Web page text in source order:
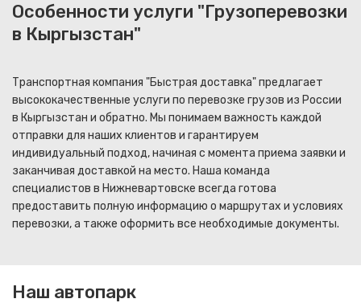
Особенности услуги "Грузоперевозки
в Кыргызстан"
Транспортная компания "Быстрая доставка" предлагает
высококачественные услуги по перевозке грузов из России
в Кыргызстан и обратно. Мы понимаем важность каждой
отправки для наших клиентов и гарантируем
индивидуальный подход, начиная с момента приема заявки и
заканчивая доставкой на место. Наша команда
специалистов в Нижневартовске всегда готова
предоставить полную информацию о маршрутах и условиях
перевозки, а также оформить все необходимые документы.
Наш автопарк